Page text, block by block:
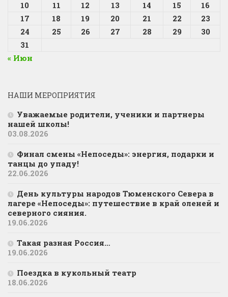
10 11 12 13 14 15
16
17
18 19 20 21 22
23
24
25 26 27 28 29
30
31
« Июн
НАШИ МЕРОПРИЯТИЯ
Уважаемые родители, ученики и партнеры
нашей школы!
03.08.2026
Финал смены «Непоседы»: энергия, подарки и
танцы до упаду!
22.06.2026
День культуры народов Тюменского Севера в
лагере «Непоседы»: путешествие в край оленей и
северного сияния.
19.06.2026
Такая разная Россия…
19.06.2026
Поездка в кукольный театр
18.06.2026